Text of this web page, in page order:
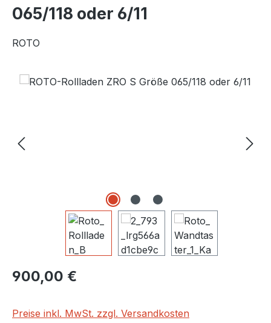
065/118 oder 6/11
ROTO
Bildergalerie überspringen
Regulärer Preis:
900,00 €
Preise inkl. MwSt. zzgl. Versandkosten